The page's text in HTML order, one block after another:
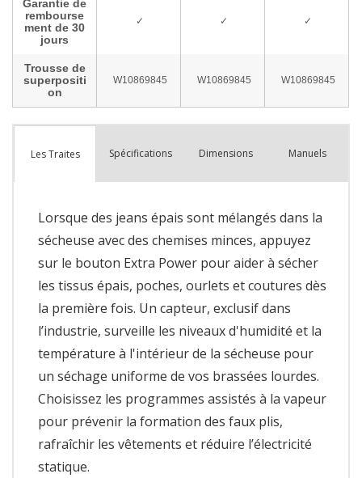
Les Traites Spécifications Dimensions Manuels
Lorsque des jeans épais sont mélangés dans la
sécheuse avec des chemises minces, appuyez
sur le bouton Extra Power pour aider à sécher
les tissus épais, poches, ourlets et coutures dès
la première fois. Un capteur, exclusif dans
l’industrie, surveille les niveaux d'humidité et la
température à l'intérieur de la sécheuse pour
un séchage uniforme de vos brassées lourdes.
Choisissez les programmes assistés à la vapeur
pour prévenir la formation des faux plis,
rafraîchir les vêtements et réduire l’électricité
statique.